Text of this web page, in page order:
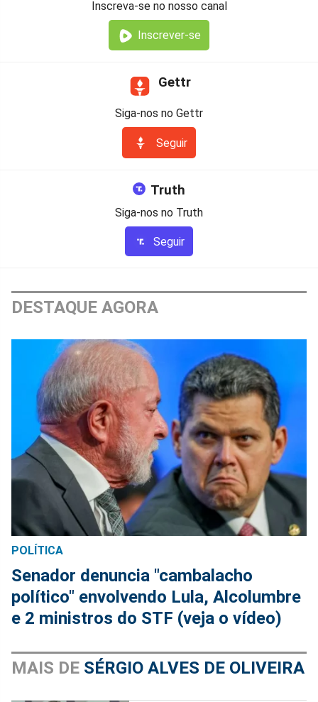
Inscreva-se no nosso canal
Inscrever-se
Gettr
Siga-nos no Gettr
Seguir
Truth
Siga-nos no Truth
Seguir
DESTAQUE AGORA
POLÍTICA
Senador denuncia "cambalacho
político" envolvendo Lula, Alcolumbre
e 2 ministros do STF (veja o vídeo)
MAIS DE SÉRGIO ALVES DE OLIVEIRA